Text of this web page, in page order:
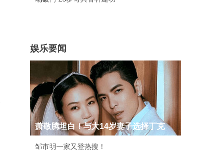
娱乐要闻
萧敬腾坦白！与大14岁妻子选择丁克
邹市明一家又登热搜！